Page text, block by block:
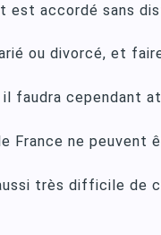
est accordé sans
ou divorcé, et
faudra cependant
France ne peuvent
très difficile de